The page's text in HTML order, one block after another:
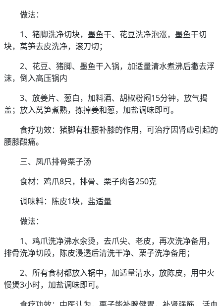
做法：
1、猪脚洗净切块，墨鱼干、花豆洗净泡涨，墨鱼干切
块，莴笋去皮洗净，滚刀切；
2、花豆、猪脚、墨鱼干入锅，加适量清水煮沸后撇去浮
沫，倒入高压锅内
3、放姜片、葱白，加料酒、胡椒粉闷15分钟，放气揭
盖；放入莴笋煮熟，拣掉姜和葱，加盐调味即可。
食疗功效：猪脚有壮腰补膝的作用，可治疗因肾虚引起的
腰膝酸痛。
三、凤爪排骨栗子汤
食材：鸡爪8只，排骨、栗子肉各250克
调味料：陈皮1块，盐适量
做法：
1、鸡爪洗净沸水汆烫，去爪尖、老皮，再次洗净备用，
排骨洗净切段，陈皮浸透后清洗干净、栗子洗净备用；
2、所有食材都放入锅中，加适量清水，放陈皮，用中火
慢煲3小时，加盐调味即可。